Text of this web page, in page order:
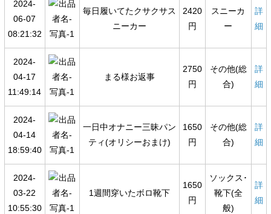
2024-
06-07
08:21:32
毎日履いてたクサクサス
ニーカー
2420
円
スニーカ
ー
詳
細
2024-
04-17
11:49:14
まる様お返事
2750
円
その他(総
合)
詳
細
2024-
04-14
18:59:40
一日中オナニー三昧パン
ティ(オリシーおまけ)
1650
円
その他(総
合)
詳
細
2024-
03-22
10:55:30
1週間穿いたボロ靴下
1650
円
ソックス･
靴下(全
般)
詳
細